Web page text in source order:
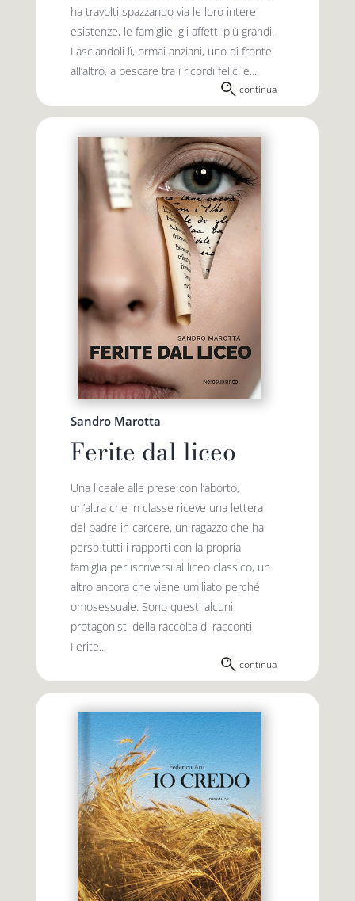
ha travolti spazzando via le loro intere
esistenze, le famiglie, gli affetti più grandi.
Lasciandoli lì, ormai anziani, uno di fronte
all’altro, a pescare tra i ricordi felici e...
continua
Sandro Marotta
Ferite dal liceo
Una liceale alle prese con l’aborto,
un’altra che in classe riceve una lettera
del padre in carcere, un ragazzo che ha
perso tutti i rapporti con la propria
famiglia per iscriversi al liceo classico, un
altro ancora che viene umiliato perché
omosessuale. Sono questi alcuni
protagonisti della raccolta di racconti
Ferite...
continua